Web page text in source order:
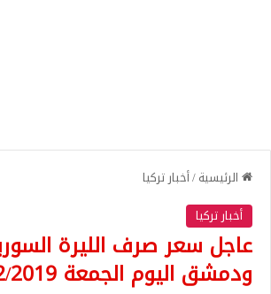
الرئيسية/أخبار تركيا
أخبار تركيا
عاجل سعر صرف الليرة
ودمشق اليوم الجمعة 27/12/2019